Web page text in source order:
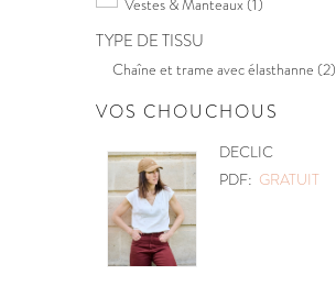
Vestes & Manteaux (1)
TYPE DE TISSU
Chaîne et trame avec élasthanne (2)
VOS CHOUCHOUS
PDF: